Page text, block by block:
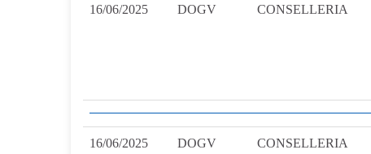
16/06/2025 DOGV CONSELLERIA
16/06/2025 DOGV CONSELLERIA